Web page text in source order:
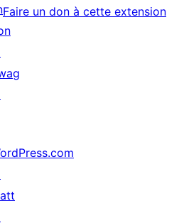
Faire un don à cette extension